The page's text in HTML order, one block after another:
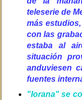
teleserie de
más
con las
estaba al
situación
anduviesen
fuentes
"Iorana" se